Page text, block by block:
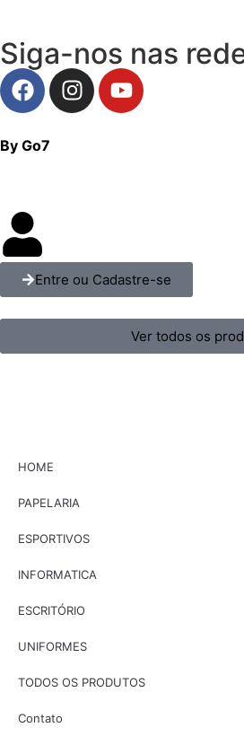
Siga-nos nas
By Go7
Entre ou Cadastre-se
Ver todos os
HOME
PAPELARIA
ESPORTIVOS
INFORMATICA
ESCRITÓRIO
UNIFORMES
TODOS OS PRODUTOS
Contato